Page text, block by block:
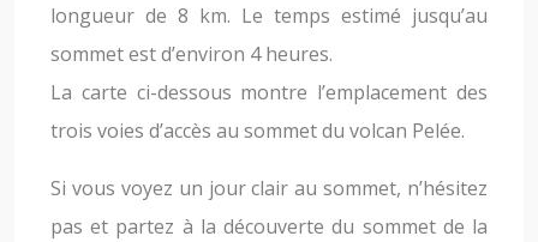
longueur de 8 km. Le temps estimé jusqu’au
sommet est d’environ 4 heures.
La carte ci-dessous montre l’emplacement des
trois voies d’accès au sommet du volcan Pelée.
Si vous voyez un jour clair au sommet, n’hésitez
pas et partez à la découverte du sommet de la